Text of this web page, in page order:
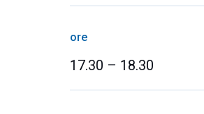
ore
17.30 – 18.30